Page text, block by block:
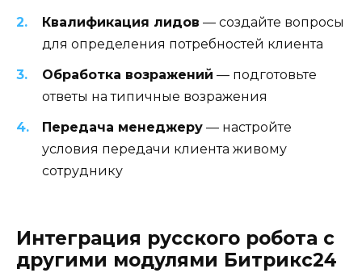
Квалификация лидов — создайте вопросы
для определения потребностей клиента
Обработка возражений — подготовьте
ответы на типичные возражения
Передача менеджеру — настройте
условия передачи клиента живому
сотруднику
Интеграция русского робота с
другими модулями Битрикс24